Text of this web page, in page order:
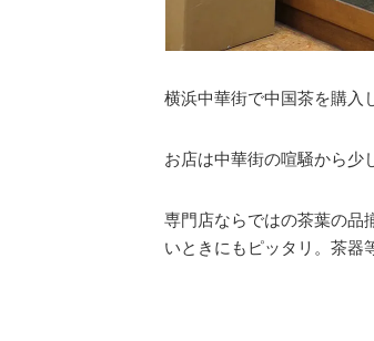
横浜中華街で中国茶を購入
お店は中華街の喧騒から少
専門店ならではの茶葉の品
いときにもピッタリ。茶器